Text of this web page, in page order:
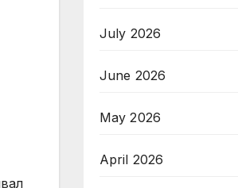
July 2026
June 2026
May 2026
April 2026